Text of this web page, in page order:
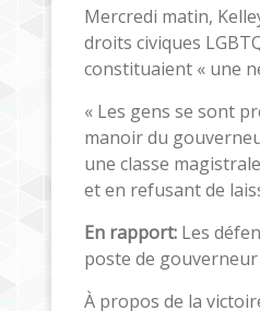
Mercredi matin,
droits civiques
constituaient « une
« Les gens se sont
manoir du
une classe
et en refusant de
En rapport: Les
poste de
À propos de la